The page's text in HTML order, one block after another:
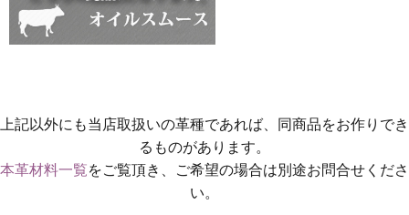
上記以外にも当店取扱いの革種であれば、同商品をお作りでき
るものがあります。
本革材料一覧をご覧頂き、ご希望の場合は別途お問合せくださ
い。